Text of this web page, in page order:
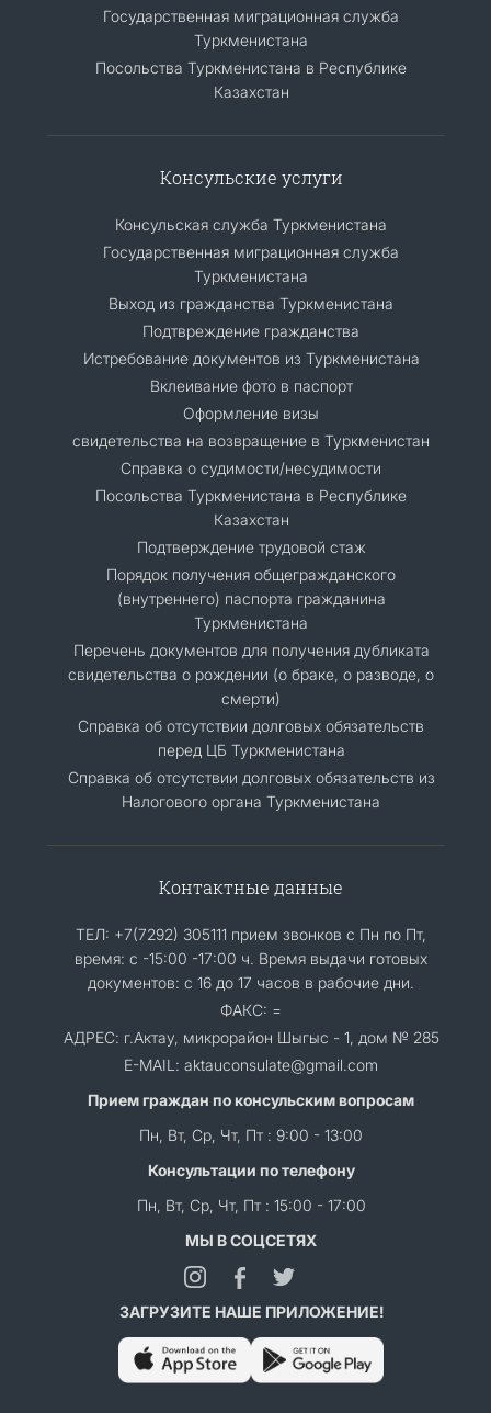
Государственная миграционная служба
Туркменистана
Посольства Туркменистана в Республике
Казахстан
Консульские услуги
Консульская служба Туркменистана
Государственная миграционная служба
Туркменистана
Выход из гражданства Туркменистана
Подтвреждение гражданства
Истребование документов из Туркменистана
Вклеивание фото в паспорт
Оформление визы
свидетельства на возвращение в Туркменистан
Справка о судимости/несудимости
Посольства Туркменистана в Республике
Казахстан
Подтверждение трудовой стаж
Порядок получения общегражданского
(внутреннего) паспорта гражданина
Туркменистана
Перечень документов для получения дубликата
свидетельства о рождении (о браке, о разводе, о
смерти)
Справка об отсутствии долговых обязательств
перед ЦБ Туркменистана
Справка об отсутствии долговых обязательств из
Налогового органа Туркменистана
Контактные данные
ТЕЛ: +7(7292) 305111 прием звонков с Пн по Пт,
время: с -15:00 -17:00 ч. Время выдачи готовых
документов: с 16 до 17 часов в рабочие дни.
ФАКС: =
АДРЕС: г.Актау, микрорайон Шыгыс - 1, дом № 285
E-MAIL: aktauconsulate@gmail.com
Прием граждан по консульским вопросам
Пн, Вт, Ср, Чт, Пт : 9:00 - 13:00
Консультации по телефону
Пн, Вт, Ср, Чт, Пт : 15:00 - 17:00
МЫ В СОЦСЕТЯХ
ЗАГРУЗИТЕ НАШЕ ПРИЛОЖЕНИЕ!